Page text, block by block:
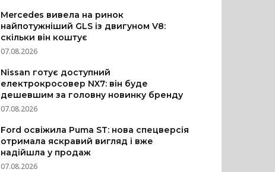
Mercedes вивела на ринок
найпотужніший GLS із двигуном V8:
скільки він коштує
07.08.2026
Nissan готує доступний
електрокросовер NX7: він буде
дешевшим за головну новинку бренду
07.08.2026
Ford освіжила Puma ST: нова спецверсія
отримала яскравий вигляд і вже
надійшла у продаж
07.08.2026